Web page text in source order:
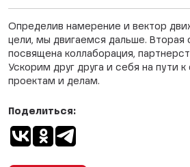
Определив намерение и вектор
цели, мы двигаемся дальше. Вторая
посвящена коллаборация,
Ускорим друг друга и себя на пути
проектам и делам.
Поделиться: